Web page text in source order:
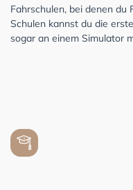
Fahrschulen, bei denen
Schulen kannst du die
sogar an einem Simulator